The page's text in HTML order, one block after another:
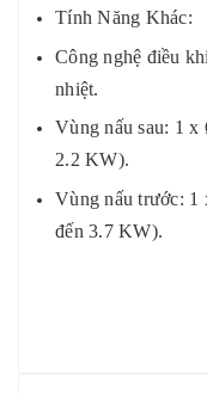
Tính Năng Khác:
Công nghệ điều
nhiệt.
Vùng nấu sau: 1
2.2 KW).
Vùng nấu trước: 1
đến 3.7 KW).